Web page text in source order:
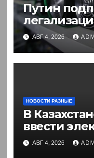
Путин
в России.
АВГ 4, 2026
НОВОСТИ РАЗНЫЕ
В
ввести
иностранцев
АВГ 4, 2026